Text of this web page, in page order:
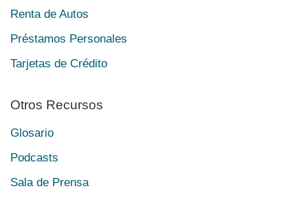
Renta de Autos
Préstamos Personales
Tarjetas de Crédito
Otros Recursos
Glosario
Podcasts
Sala de Prensa